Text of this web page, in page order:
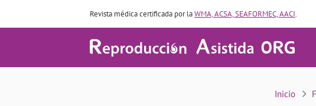
Revista médica certificada por laWMA, ACSA, SEAFORMEC, AACI.
Inicio